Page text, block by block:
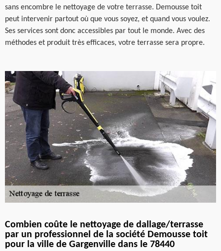
sans encombre le nettoyage de votre terrasse. Demousse toit
peut intervenir partout où que vous soyez, et quand vous voulez.
Ses services sont donc accessibles par tout le monde. Avec des
méthodes et produit très efficaces, votre terrasse sera propre.
Combien coûte le nettoyage de dallage/terrasse
par un professionnel de la société Demousse toit
pour la ville de Gargenville dans le 78440